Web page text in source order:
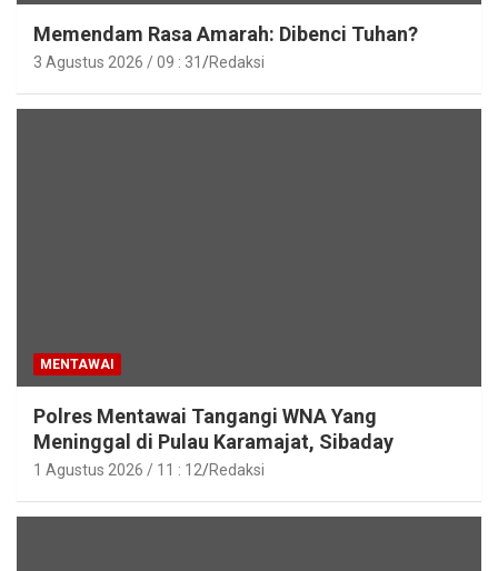
Memendam Rasa Amarah: Dibenci Tuhan?
3 Agustus 2026 / 09 : 31 Redaksi
MENTAWAI
Polres Mentawai Tangangi WNA Yang
Meninggal di Pulau Karamajat, Sibaday
1 Agustus 2026 / 11 : 12 Redaksi